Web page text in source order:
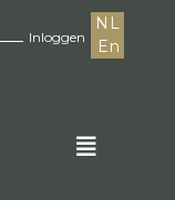
Inloggen
NL
En